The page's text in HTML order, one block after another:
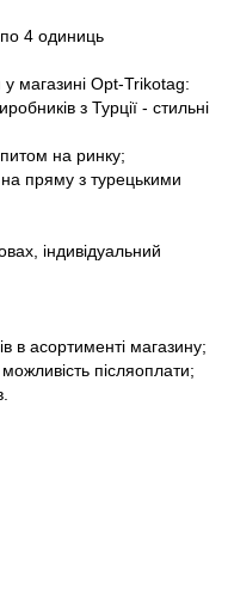
4 одиниць
магазині Opt-Trikotag:
з Турції - стильні
на ринку;
пряму з турецькими
індивідуальний
в асортименті магазину;
післяоплати;